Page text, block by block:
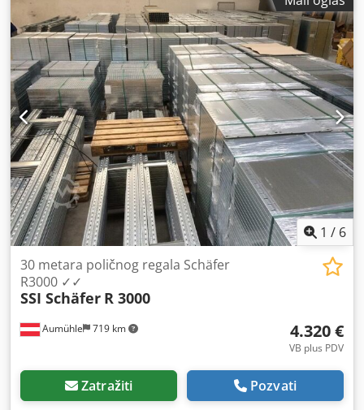
uređaj
, VOLVO A30G Godina proizvodnje: 2023 Radnih sati:
1.710 h Zatvorena kabina Klima uređaj Kamera za vožnju
unazad Radio Centralno podmazivanje Grejanje sanduka
Crodpsya U Unofx Adhef Zadnji poklopac Bridgestone
gume 30/65R25 oko 70% očuvanosti VOLVO D11M motor sa
264 kW CE Dimenzije za transport D/Š/V - 10,5 x 3 x 3,4 m
Radna težina: 23,6 t.
1 / 6
Aumühle 719 km
30 metara poličnog regala Schäfer
R3000 ✓✓
SSI Schäfer R 3000
4.320 €
VB plus PDV
Zatražiti Pozvati